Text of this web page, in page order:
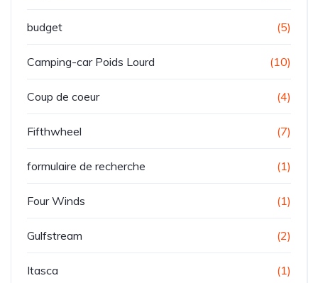
budget (5)
Camping-car Poids Lourd (10)
Coup de coeur (4)
Fifthwheel (7)
formulaire de recherche (1)
Four Winds (1)
Gulfstream (2)
Itasca (1)